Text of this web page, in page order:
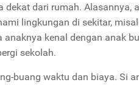
dari rumah. Alasannya,
lingkungan di sekitar,
kenal dengan anak
sekolah.
buang waktu dan biaya. Si